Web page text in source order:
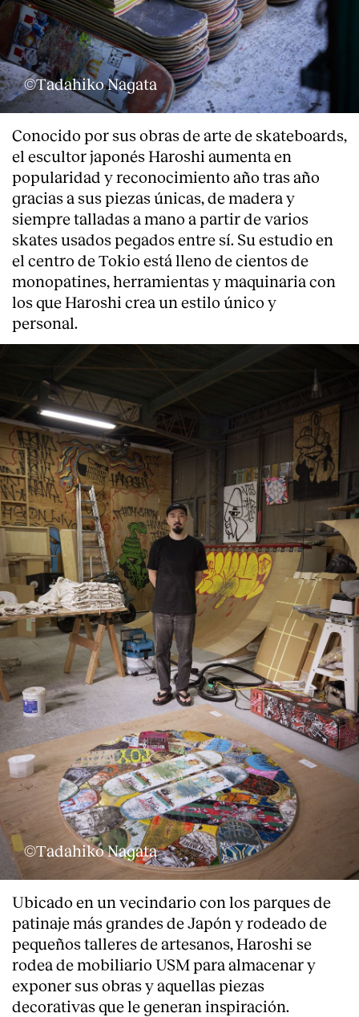
About
©Tadahiko Nagata
Conocido por sus obras de arte de skateboards,
el escultor japonés Haroshi aumenta en
popularidad y reconocimiento año tras año
gracias a sus piezas únicas, de madera y
siempre talladas a mano a partir de varios
skates usados pegados entre sí. Su estudio en
el centro de Tokio está lleno de cientos de
monopatines, herramientas y maquinaria con
los que Haroshi crea un estilo único y
personal.
©Tadahiko Nagata
Ubicado en un vecindario con los parques de
patinaje más grandes de Japón y rodeado de
pequeños talleres de artesanos, Haroshi se
rodea de mobiliario USM para almacenar y
exponer sus obras y aquellas piezas
decorativas que le generan inspiración.